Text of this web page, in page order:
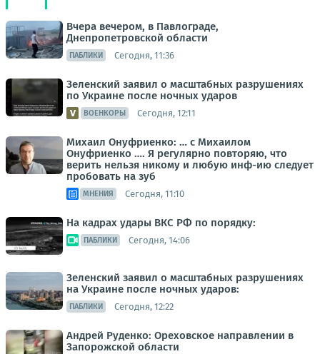
Вчера вечером, в Павлограде,
Днепропетровской области
ПАБЛИКИ Сегодня, 11:36
Зеленский заявил о масштабных разрушениях
по Украине после ночных ударов
ВОЕНКОРЫ Сегодня, 12:11
Михаил Онуфриенко: … с Михаилом
Онуфриенко …. Я регулярно повторяю, что
верить нельзя никому и любую инф-ию следует
пробовать на зуб
МНЕНИЯ Сегодня, 11:10
На кадрах удары ВКС РФ по порядку:
ПАБЛИКИ Сегодня, 14:06
Зеленский заявил о масштабных разрушениях
на Украине после ночных ударов:
ПАБЛИКИ Сегодня, 12:22
Андрей Руденко: Ореховское направлении в
Запорожской области